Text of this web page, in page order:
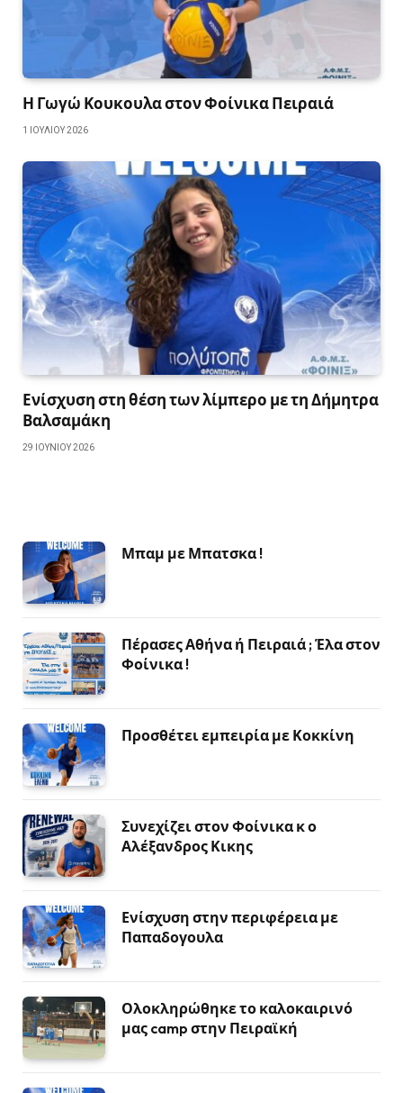
Η Γωγώ Κουκουλα στον Φοίνικα Πειραιά
1 ΙΟΥΛΊΟΥ 2026
Ενίσχυση στη θέση των λίμπερο με τη Δήμητρα
Βαλσαμάκη
29 ΙΟΥΝΊΟΥ 2026
Μπαμ με Μπατσκα !
Πέρασες Αθήνα ή Πειραιά ; Έλα στον
Φοίνικα !
Προσθέτει εμπειρία με Κοκκίνη
Συνεχίζει στον Φοίνικα κ ο
Αλέξανδρος Κικης
Ενίσχυση στην περιφέρεια με
Παπαδογουλα
Ολοκληρώθηκε το καλοκαιρινό
μας camp στην Πειραϊκή